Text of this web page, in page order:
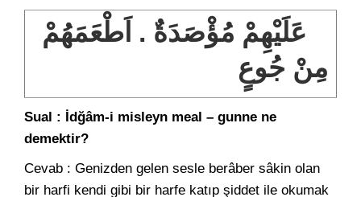
عَلَيْهِمْ مُؤْصَدَةٌ . اَطْعَمَهُمْ
مِنْ جُوعٍ
Sual : İdğâm-i misleyn meal – gunne ne
demektir?
Cevab : Genizden gelen sesle berâber sâkin olan
bir harfi kendi gibi bir harfe katıp şiddet ile okumak